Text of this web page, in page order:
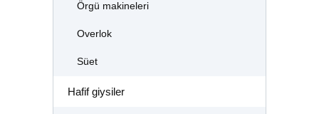
Örgü makineleri
Overlok
Süet
Hafif giysiler